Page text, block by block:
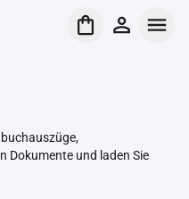
Dokumente und laden Sie